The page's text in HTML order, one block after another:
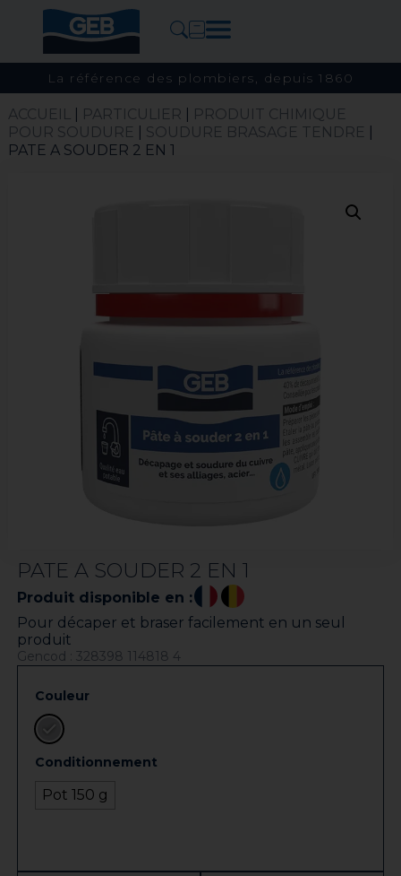
La référence des plombiers, depuis 1860
ACCUEIL| PARTICULIER
PRODUIT CHIMIQUE
POUR SOUDURE
SOUDURE BRASAGE TENDRE​
PATE A SOUDER 2 EN 1
PATE A SOUDER 2 EN 1
Produit disponible en :
Pour décaper et braser facilement en un seul
produit
Gencod : 328398 114818 4
Couleur
Conditionnement
Pot 150 g